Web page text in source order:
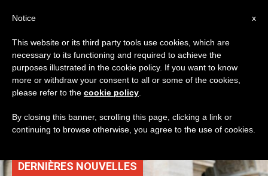
TAG
Posts Tagged ‘حوار
بين الأديان’
DERNIÈRES NOUVELLES
x
Notice
This website or its third party tools use cookies, which are
necessary to its functioning and required to achieve the
purposes illustrated in the cookie policy. If you want to know
more or withdraw your consent to all or some of the cookies,
please refer to the cookie policy
By closing this banner, scrolling this page, clicking a link or
continuing to browse otherwise, you agree to the use of cookies.